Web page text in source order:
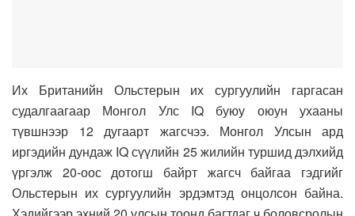
Их Британийн Ольстерын их сургуулийн гаргасан
судалгаагаар Монгол Улс IQ буюу оюун ухааны
түвшнээр 12 дугаарт жагсчээ. Монгол Улсын ард
иргэдийн дундаж IQ сүүлийн 25 жилийн туршид дэлхийд
үргэлж 20-оос дотогш байрт жагсч байгаа гэдгийг
Ольстерын их сургуулийн эрдэмтэд онцолсон байна.